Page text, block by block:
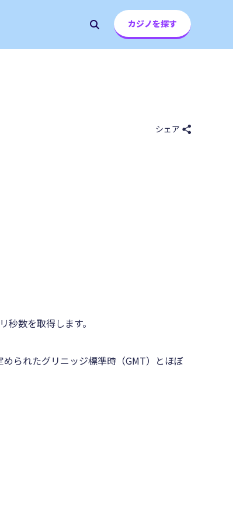
カジノを探す
シェア
数を取得します。
られたグリニッジ標準時（GMT）とほぼ